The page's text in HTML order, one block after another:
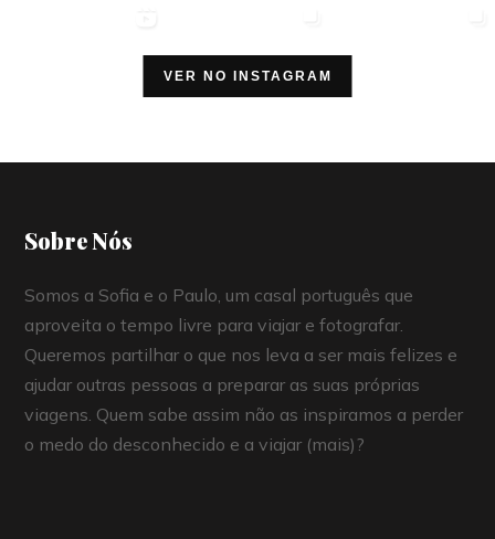
VER NO INSTAGRAM
Sobre Nós
Somos a Sofia e o Paulo, um casal português que
aproveita o tempo livre para viajar e fotografar.
Queremos partilhar o que nos leva a ser mais felizes e
ajudar outras pessoas a preparar as suas próprias
viagens. Quem sabe assim não as inspiramos a perder
o medo do desconhecido e a viajar (mais)?